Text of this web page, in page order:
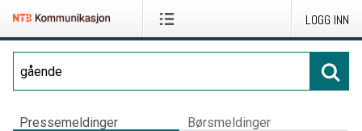
LOGG INN
Pressemeldinger Børsmeldinger